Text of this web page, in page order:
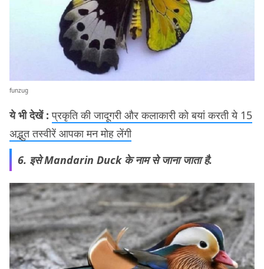
funzug
ये भी देखें :प्रकृति की जादूगरी और कलाकारी को बयां करती ये 15
अद्भुत तस्वीरें आपका मन मोह लेंगी
6. इसे Mandarin Duck के नाम से जाना जाता है.